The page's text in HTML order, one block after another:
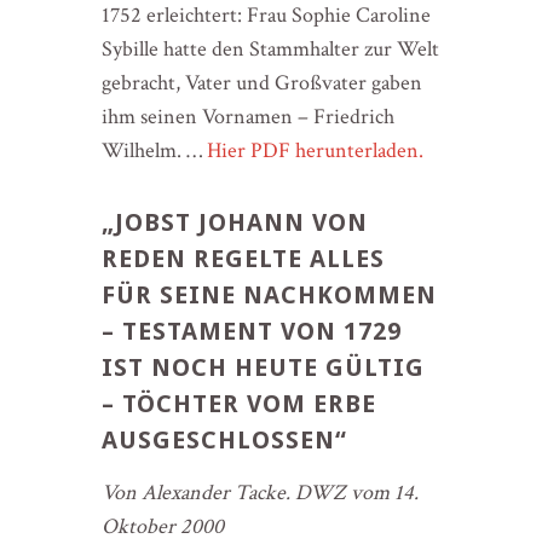
1752 erleichtert: Frau Sophie Caroline
Sybille hatte den Stammhalter zur Welt
gebracht, Vater und Großvater gaben
ihm seinen Vornamen – Friedrich
Wilhelm. …Hier PDF herunterladen.
„JOBST JOHANN VON
REDEN REGELTE ALLES
FÜR SEINE NACHKOMMEN
– TESTAMENT VON 1729
IST NOCH HEUTE GÜLTIG
– TÖCHTER VOM ERBE
AUSGESCHLOSSEN“
Von Alexander Tacke. DWZ vom 14.
Oktober 2000